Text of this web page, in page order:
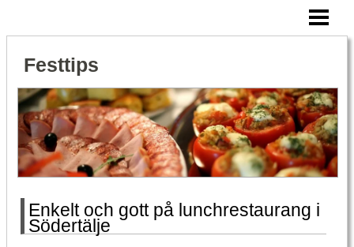
CATERING FRÅN RÄTT FÖRETAG
BLOGG
Festtips
Enkelt och gott på lunchrestaurang i
Södertälje